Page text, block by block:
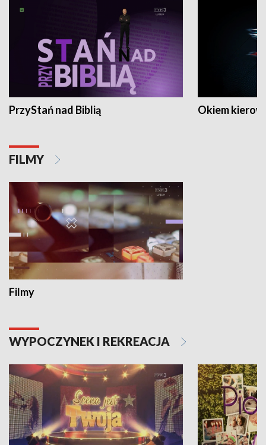
PrzyStań nad Biblią Okiem
FILMY
Filmy
WYPOCZYNEK I REKREACJA